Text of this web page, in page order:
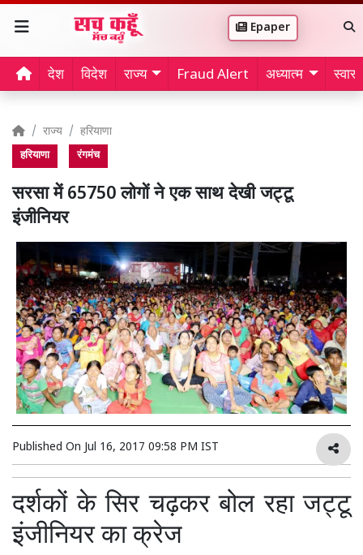
Epaper
देश विदेश राज्य Fraud Alert अध्यात्म
राज्य हरियाणा
हरियाणा रंगमंच
सरसा में 65750 लोगों ने एक साथ देखी जट्टू
इंजीनियर
Published On Jul 16, 2017 09:58 PM IST
दर्शकों के सिर चढ़कर बोल रहा जट्टू
इंजीनियर का क्रेज